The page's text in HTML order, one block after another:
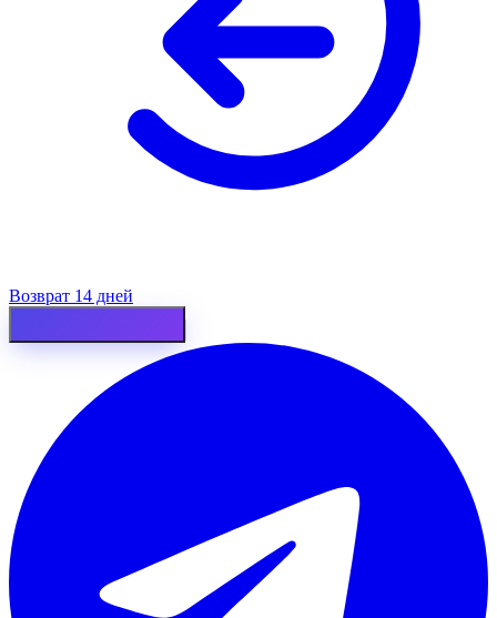
Возврат 14 дней